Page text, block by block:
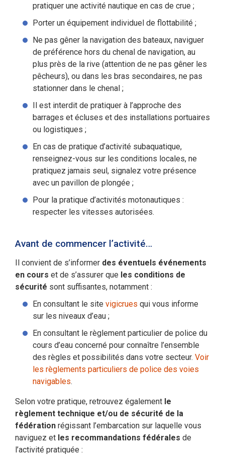
pratiquer une activité nautique en cas de crue ;
Porter un équipement individuel de flottabilité ;
Ne pas gêner la navigation des bateaux, naviguer
de préférence hors du chenal de navigation, au
plus près de la rive (attention de ne pas gêner les
pêcheurs), ou dans les bras secondaires, ne pas
stationner dans le chenal ;
Il est interdit de pratiquer à l’approche des
barrages et écluses et des installations portuaires
ou logistiques ;
En cas de pratique d’activité subaquatique,
renseignez-vous sur les conditions locales, ne
pratiquez jamais seul, signalez votre présence
avec un pavillon de plongée ;
Pour la pratique d’activités motonautiques :
respecter les vitesses autorisées.
Avant de commencer l’activité…
Il convient de s’informer des éventuels événements
en cours et de s’assurer que les conditions de
sécurité sont suffisantes, notamment :
En consultant le site vigicrues qui vous informe
sur les niveaux d’eau ;
En consultant le règlement particulier de police du
cours d’eau concerné pour connaître l’ensemble
des règles et possibilités dans votre secteur. Voir
les règlements particuliers de police des voies
navigables.
Selon votre pratique, retrouvez également le
règlement technique et/ou de sécurité de la
fédération régissant l’embarcation sur laquelle vous
naviguez et les recommandations fédérales de
l’activité pratiquée :